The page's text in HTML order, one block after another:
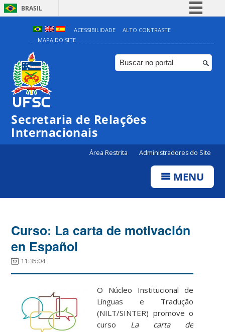
BRASIL
Simplifique!
Comunica BR
Participe
ACESSIBILIDADE
ALTO CONTRASTE
MAPA DO SITE
Secretaria de Relações
Internacionais
Área Restrita Administradores do Site
MENU
Curso: La carta de motivación
en Español
11:35:04
O Núcleo Institucional de
Línguas e Tradução
(NILT/SINTER) promove o
curso La carta de